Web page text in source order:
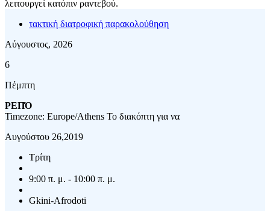
λειτουργεί κατόπιν ραντεβού.
τακτική διατροφική παρακολούθηση
Αύγουστος, 2026
6
Πέμπτη
ΡΕΠΌ
Timezone: Europe/Athens Το διακόπτη για να
Αυγούστου 26,2019
Τρίτη
9:00 π. μ. - 10:00 π. μ.
Gkini-Afrodoti